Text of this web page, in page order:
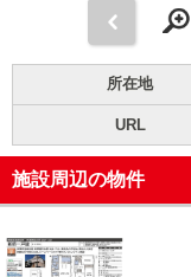
所在地
URL
施設周辺の物件